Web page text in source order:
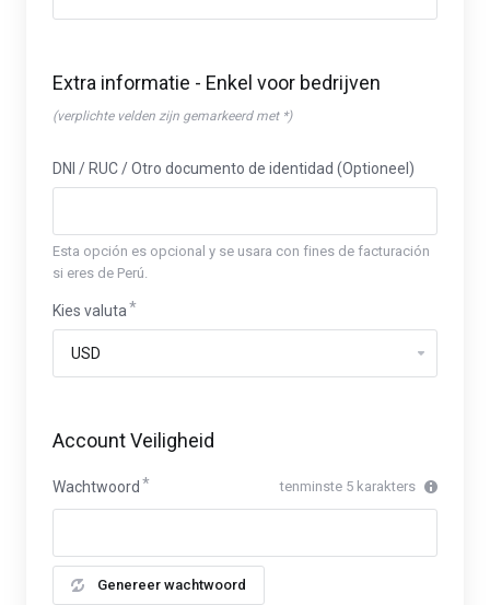
Extra informatie - Enkel voor bedrijven
(verplichte velden zijn gemarkeerd met *)
DNI / RUC / Otro documento de identidad (Optioneel)
Esta opción es opcional y se usara con fines de facturación
si eres de Perú.
Kies valuta
Account Veiligheid
Wachtwoord tenminste 5 karakters
Genereer wachtwoord